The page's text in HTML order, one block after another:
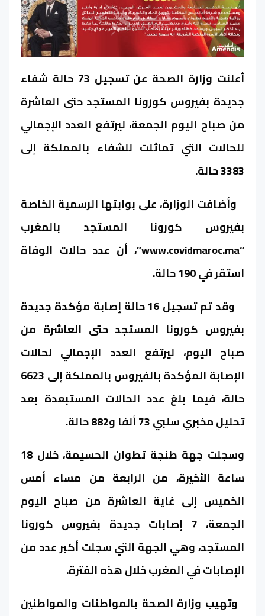
أعلنت وزارة الصحة عن تسجيل 73 حالة شفاء
جديدة بفيروس كورونا المستجد حتى العاشرة
من صباح اليوم الجمعة، ليرتفع العدد الإجمالي
للحالات التي تماثلت للشفاء بالمملكة إلى
3383 حالة.
وأضافت الوزارة، على بوابتها الرسمية الخاصة
بفيروس كورونا المستجد بالمغرب
“www.covidmaroc.ma”، أن عدد حالات الوفاة
استقر في 190 حالة.
وقد تم تسجيل 16 حالة إصابة مؤكدة جديدة
بفيروس كورونا المستجد حتى العاشرة من
صباح اليوم، ليرتفع العدد الإجمالي لحالات
الإصابة المؤكدة بالفيروس بالمملكة إلى 6623
حالة، فيما بلغ عدد الحالات المستبعدة بعد
تحليل مخبري سلبي 73 ألفا و882 حالة.
وسجلت جهة طنجة تطوان الحسيمة، خلال 18
ساعة الأخيرة، من الرابعة من مساء أمس
الخميس إلى غاية العاشرة من صباح اليوم
الجمعة، 7 إصابات جديدة بفيروس كورونا
المستجد، وهي الجهة التي سجلت أكبر عدد من
الإصابات في المغرب خلال هذه الفترة.
وتهيب وزارة الصحة بالمواطنات والمواطنين